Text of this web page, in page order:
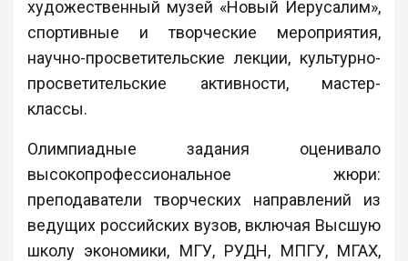
художественный музей «Новый Иерусалим»,
спортивные и творческие мероприятия,
научно-просветительские лекции, культурно-
просветительские активности, мастер-
классы.
Олимпиадные задания оценивало
высокопрофессиональное жюри:
преподаватели творческих направлений из
ведущих российских вузов, включая Высшую
школу экономики, МГУ, РУДН, МПГУ, МГАХ,